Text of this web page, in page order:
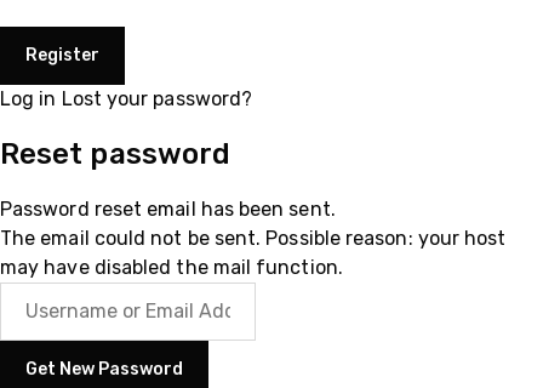
Log in Lost your password?
Reset password
Password reset email has been sent.
The email could not be sent. Possible reason: your host
may have disabled the mail function.